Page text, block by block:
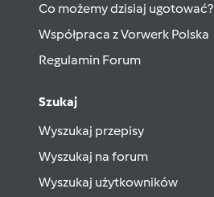
Co możemy dzisiaj ugotować?
Współpraca z Vorwerk Polska
Regulamin Forum
Szukaj
Wyszukaj przepisy
Wyszukaj na forum
Wyszukaj użytkowników